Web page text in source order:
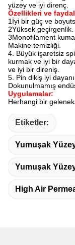
yüzey ve iyi direnç.
Özellikleri ve
1İyi bir güç ve
2Yüksek geçirgenlik.
3Monofilament
Makine temizliği.
4. Büyük işaretsiz
kurmak ve iyi bir
ve iyi bir direniş.
5. Pin dikiş iyi
Dokunulmamış
Uygulamalar:
Herhangi bir
Etiketler:
Yumuşak
Yumuşak
High Air